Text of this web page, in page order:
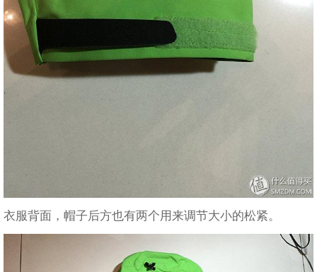
衣服背面，帽子后方也有两个用来调节大小的松紧。